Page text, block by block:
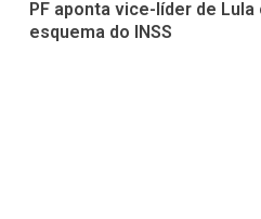
PF aponta vice-líder de
esquema do INSS